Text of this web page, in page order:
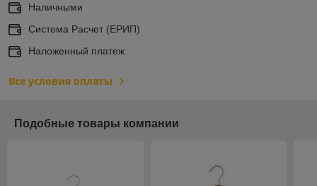
Наличными
Система Расчет (ЕРИП)
Наложенный платеж
Все условия оплаты
Подобные товары компании